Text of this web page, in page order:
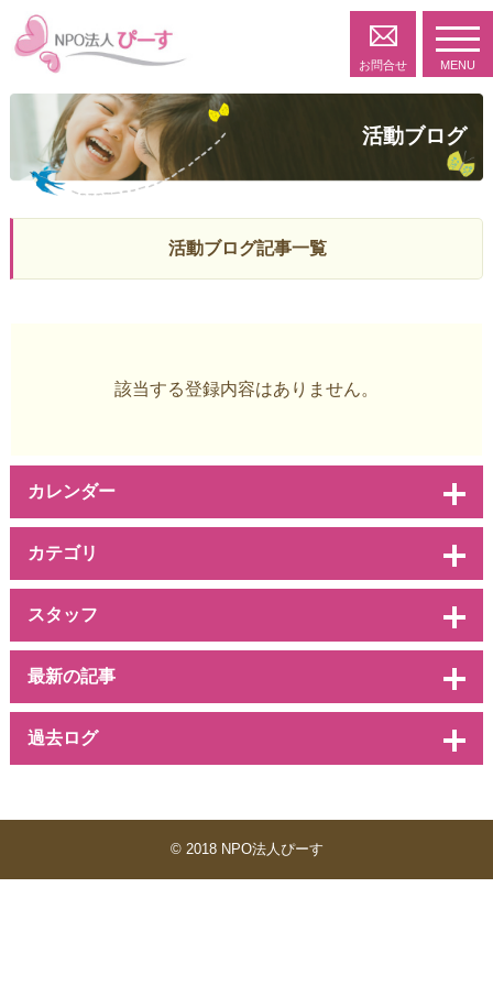
お問合せ MENU
活動ブログ
活動ブログ記事一覧
該当する登録内容はありません。
カレンダー
カテゴリ
スタッフ
最新の記事
過去ログ
© 2018 NPO法人ぴーす